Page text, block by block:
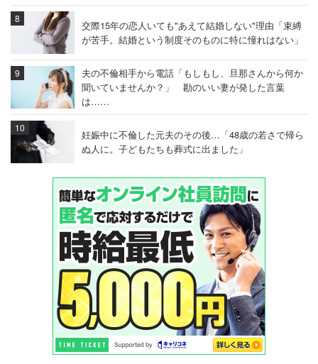
交際15年の恋人いても"あえて結婚しない"理由「束縛
が苦手。結婚という制度そのものに特に憧れはない」
夫の不倫相手から電話「もしもし、旦那さんから何か
聞いていませんか？」 勘のいい妻が発した言葉
は……
妊娠中に不倫した元夫のその後…「48歳の若さで帰ら
ぬ人に。子どもたちも葬式に出ました」